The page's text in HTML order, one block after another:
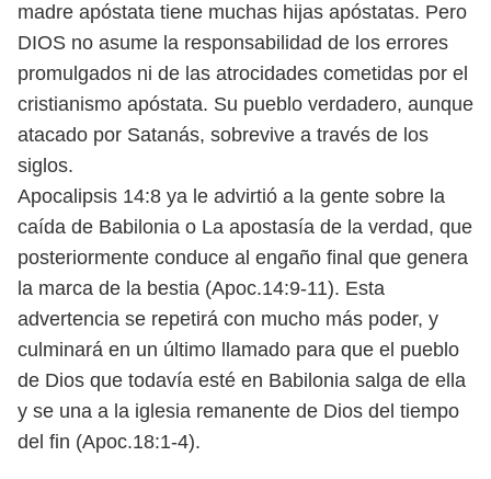
madre apóstata tiene muchas hijas apóstatas. Pero
DIOS no asume la responsabilidad de los errores
promulgados ni de las atrocidades cometidas por el
cristianismo apóstata. Su pueblo verdadero, aunque
atacado por Satanás, sobrevive a través de los
siglos.
Apocalipsis 14:8 ya le advirtió a la gente sobre la
caída de Babilonia o La apostasía de la verdad, que
posteriormente conduce al engaño final que genera
la marca de la bestia (Apoc.14:9-11). Esta
advertencia se repetirá con mucho más poder, y
culminará en un último llamado para que el pueblo
de Dios que todavía esté en Babilonia salga de ella
y se una a la iglesia remanente de Dios del tiempo
del fin (Apoc.18:1-4).